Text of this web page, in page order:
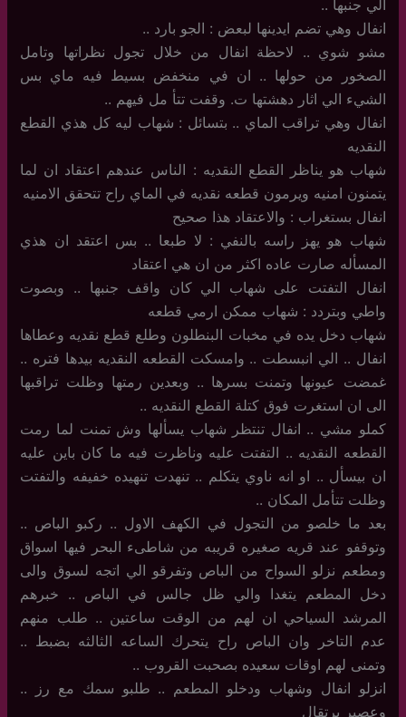
الي جنبها ..
انفال وهي تضم ايدينها لبعض : الجو بارد ..
مشو شوي .. لاحظة انفال من خلال تجول نظراتها وتامل
الصخور من حولها .. ان في منخفض بسيط فيه ماي بس
الشيء الي اثار دهشتها ت. وقفت تتأ مل فيهم ..
انفال وهي تراقب الماي .. بتسائل : شهاب ليه كل هذي القطع
النقديه
شهاب هو يناظر القطع النقديه : الناس عندهم اعتقاد ان لما
يتمنون امنيه ويرمون قطعه نقديه في الماي راح تتحقق الامنيه
انفال بستغراب : والاعتقاد هذا صحيح
شهاب هو يهز راسه بالنفي : لا طبعا .. بس اعتقد ان هذي
المسأله صارت عاده اكثر من ان هي اعتقاد
انفال التفتت على شهاب الي كان واقف جنبها .. وبصوت
واطي وبتردد : شهاب ممكن ارمي قطعه
شهاب دخل يده في مخبات البنطلون وطلع قطع نقديه وعطاها
انفال .. الي انبسطت .. وامسكت القطعه النقديه بيدها فتره ..
غمضت عيونها وتمنت بسرها .. وبعدين رمتها وظلت تراقبها
الى ان استغرت فوق كتلة القطع النقديه ..
كملو مشي .. انفال تنتظر شهاب يسألها وش تمنت لما رمت
القطعه النقديه .. التفتت عليه وناظرت فيه ما كان باين عليه
ان بيسأل .. او انه ناوي يتكلم .. تنهدت تنهيده خفيفه والتفتت
وظلت تتأمل المكان ..
بعد ما خلصو من التجول في الكهف الاول .. ركبو الباص ..
وتوقفو عند قريه صغيره قريبه من شاطىء البحر فيها اسواق
ومطعم نزلو السواح من الباص وتفرقو الي اتجه لسوق والى
دخل المطعم يتغدا والي ظل جالس في الباص .. خبرهم
المرشد السياحي ان لهم من الوقت ساعتين .. طلب منهم
عدم التاخر وان الباص راح يتحرك الساعه الثالثه بضبط ..
وتمنى لهم اوقات سعيده بصحبت القروب ..
انزلو انفال وشهاب ودخلو المطعم .. طلبو سمك مع رز ..
وعصير برتقال